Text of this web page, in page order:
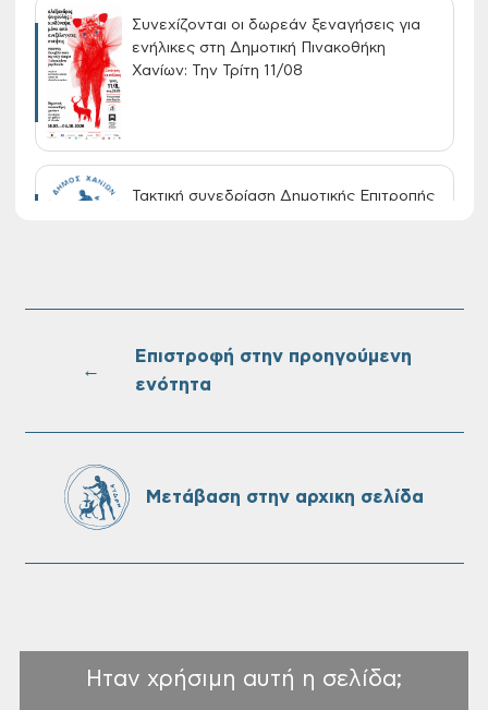
Συνεχίζονται οι δωρεάν ξεναγήσεις για
ενήλικες στη Δημοτική Πινακοθήκη
Χανίων: Την Τρίτη 11/08
Τακτική συνεδρίαση Δημοτικής Επιτροπής
Επαναλειτουργία του συστήματος
Ονουφρίου
Πίνακες Κατάταξης & Βαθμολογίας,
Δήμου Χανίων
←
Επιστροφή στην προηγούμενη
ενότητα
Μετάβαση στην αρχικη σελίδα
Ηταν χρήσιμη αυτή η σελίδα;